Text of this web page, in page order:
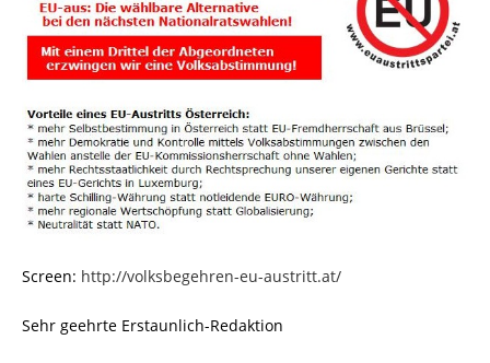
Screen: http://volksbegehren-eu-austritt.at/
Sehr geehrte Erstaunlich-Redaktion